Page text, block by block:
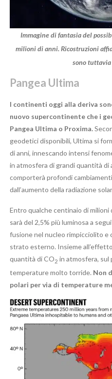
Immagine di fantasia del
milioni di anni. Ricostruzioni
sono
Pangea Ultima
I continenti oggi alla deriva
nuovo supercontinente che i
Pangea Ultima o Proxima.
geodetici disponibili, Ultima si
di anni, innescando intensi
in atmosfera di grandi quantità di
comporterà profondi
dall’aumento della radiazione
Entro qualche centinaio di
sarà del 2,5% più luminosa a
fusione nel nucleo rimpicciolito e
strato esterno. Insieme
quantità di CO2 in atmosfera, sul
temperature molto torride. Non
polari per via di temperature